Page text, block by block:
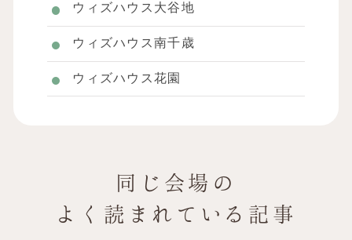
ウィズハウス大谷地
ウィズハウス南千歳
ウィズハウス花園
同じ会場の
よく読まれている記事